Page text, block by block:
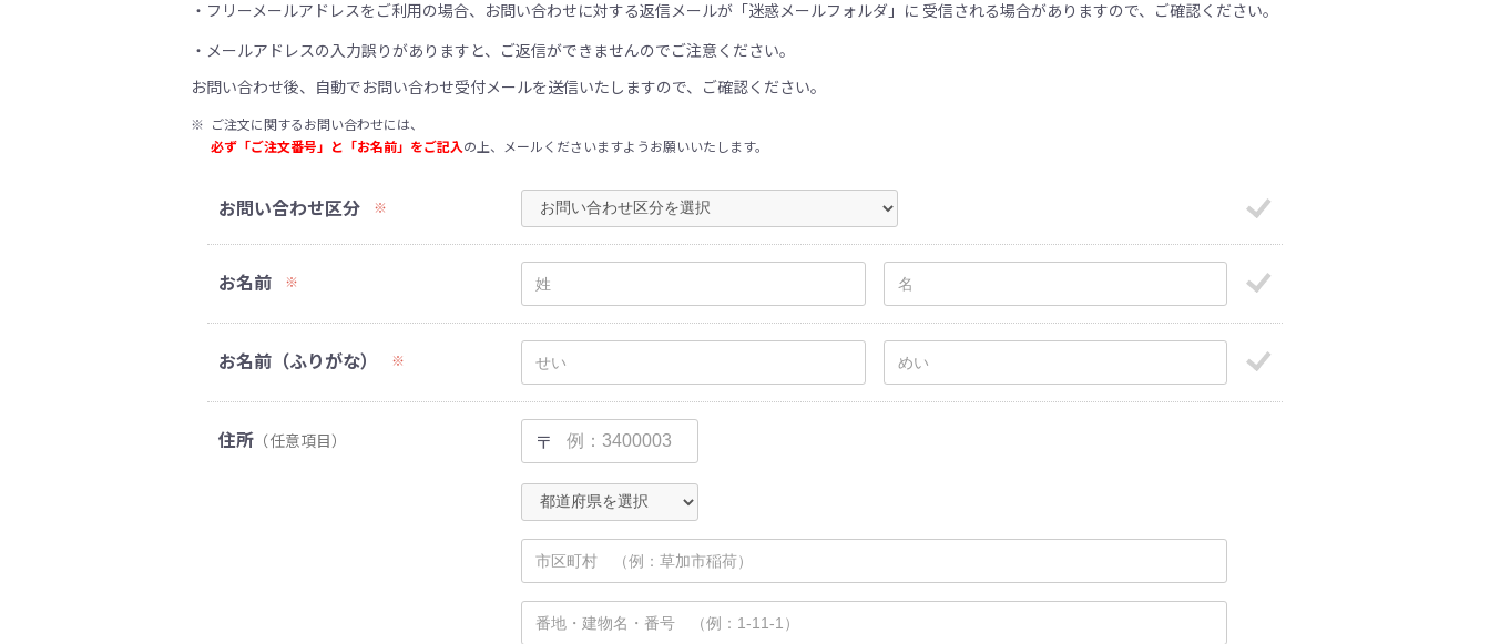
フリーメールアドレスをご利用の場合、お問い合わせに対する返信メールが「迷惑メールフォルダ」に 受信される場合がありますので、ご確認ください。
メールアドレスの入力誤りがありますと、ご返信ができませんのでご注意ください。
お問い合わせ後、自動でお問い合わせ受付メールを送信いたしますので、ご確認ください。
※ ご注文に関するお問い合わせには、
必ず「ご注文番号」と「お名前」をご記入の上、メールくださいますようお願いいたします。
お問い合わせ区分 ※
お名前 ※
お名前（ふりがな） ※
住所 （任意項目） 〒